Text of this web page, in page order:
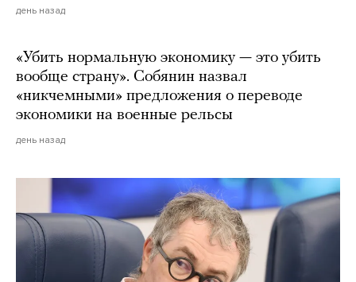
день назад
«Убить нормальную экономику — это убить
вообще страну». Собянин назвал
«никчемными» предложения о переводе
экономики на военные рельсы
день назад